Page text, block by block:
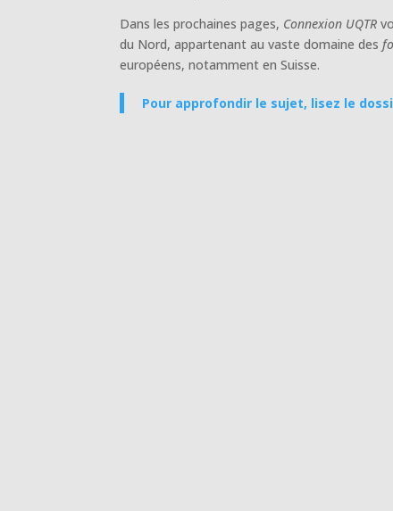
Dans les prochaines pages, Connexion UQTR
du Nord, appartenant au vaste domaine des
européens, notamment en Suisse.
Pour approfondir le sujet, lisez le